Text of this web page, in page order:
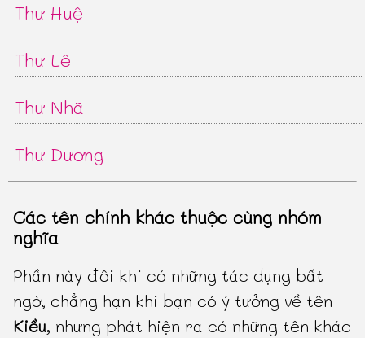
Thư Huệ
Thư Lê
Thư Nhã
Thư Dương
Các tên chính khác thuộc cùng nhóm
nghĩa
Phần này đôi khi có những tác dụng bất
ngờ, chẳng hạn khi bạn có ý tưởng về tên
Kiều, nhưng phát hiện ra có những tên khác